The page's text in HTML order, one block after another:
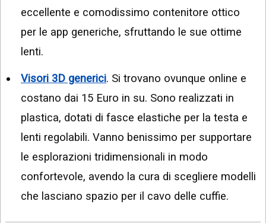
eccellente e comodissimo contenitore ottico
per le app generiche, sfruttando le sue ottime
lenti.
Visori 3D generici. Si trovano ovunque online e
costano dai 15 Euro in su. Sono realizzati in
plastica, dotati di fasce elastiche per la testa e
lenti regolabili. Vanno benissimo per supportare
le esplorazioni tridimensionali in modo
confortevole, avendo la cura di scegliere modelli
che lasciano spazio per il cavo delle cuffie.